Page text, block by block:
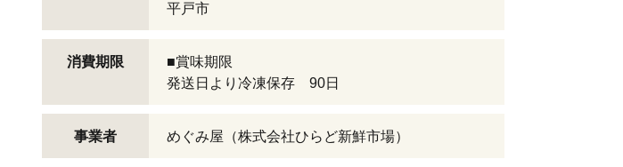
平戸市
消費期限
■賞味期限
発送日より冷凍保存 90日
事業者 めぐみ屋（株式会社ひらど新鮮市場）